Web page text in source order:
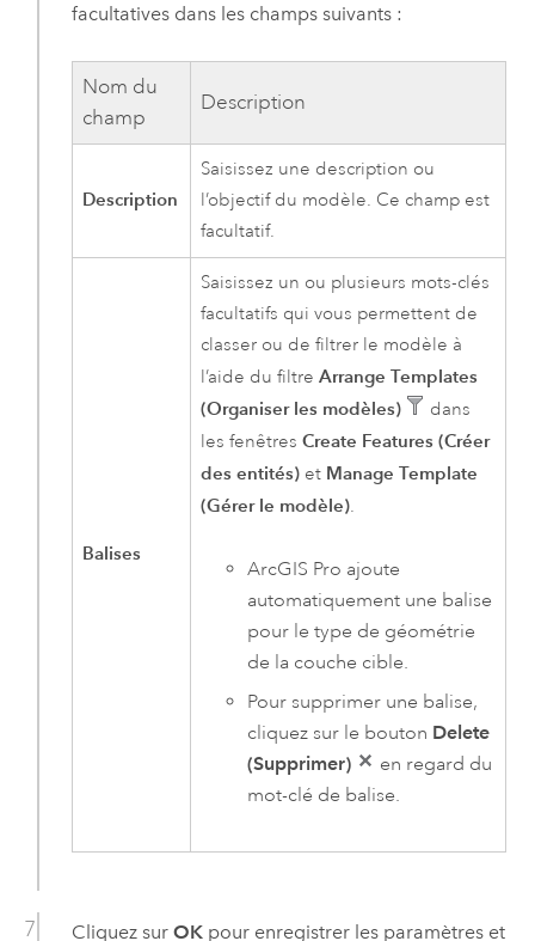
facultatives dans les champs suivants :
Nom du
champ
Description
Description
Saisissez une description ou
l’objectif du modèle. Ce champ est
facultatif.
Balises
Saisissez un ou plusieurs mots-clés
facultatifs qui vous permettent de
classer ou de filtrer le modèle à
l’aide du filtreArrange Templates
(Organiser les modèles)
dans
les fenêtresCreate Features (Créer
des entités) et Manage Template
(Gérer le modèle).
ArcGIS Pro ajoute
automatiquement une balise
pour le type de géométrie
de la couche cible.
Pour supprimer une balise,
cliquez sur le bouton Delete
(Supprimer)
en regard du
mot-clé de balise.
Cliquez sur OKpour enregistrer les paramètres et